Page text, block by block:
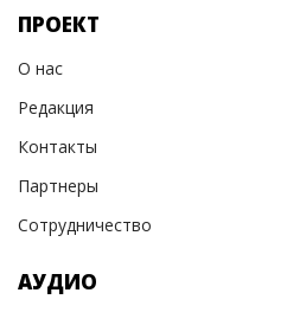
ПРОЕКТ
О нас
Редакция
Контакты
Партнеры
Сотрудничество
АУДИО